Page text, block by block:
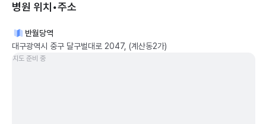
병원 위치•주소
반월당역
대구광역시 중구 달구벌대로 2047, (계산동2가)
지도 준비 중